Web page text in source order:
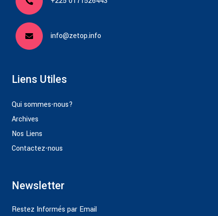
info@zetop.info
Liens Utiles
Qui sommes-nous?
Archives
Nos Liens
Contactez-nous
Newsletter
Restez Informés par Email